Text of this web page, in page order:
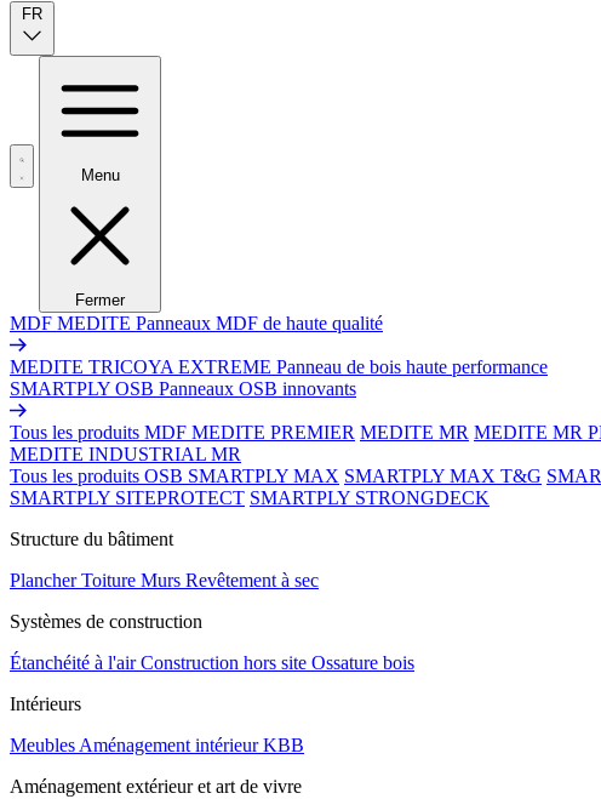
FR
Menu
Fermer
MDF MEDITE Panneaux MDF de haute qualité
MEDITE TRICOYA EXTREME Panneau de bois haute performance
SMARTPLY OSB Panneaux OSB innovants
Tous les produits MDF MEDITE PREMIER MEDITE MR MEDITE MR
MEDITE INDUSTRIAL MR
Tous les produits OSB SMARTPLY MAX SMARTPLY MAX T&G
SMARTPLY SITEPROTECT SMARTPLY STRONGDECK
Structure du bâtiment
PlancherToiture Murs Revêtement à sec
Systèmes de construction
Étanchéité à l'airConstruction hors site Ossature bois
Intérieurs
Meubles Aménagement intérieurKBB
Aménagement extérieur et art de vivre